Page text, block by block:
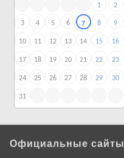
1 2
3 4 5 6 7 8 9
10 11 12 13 14 15 16
17 18 19 20 21 22 23
24 25 26 27 28 29 30
31
Официальные сайты